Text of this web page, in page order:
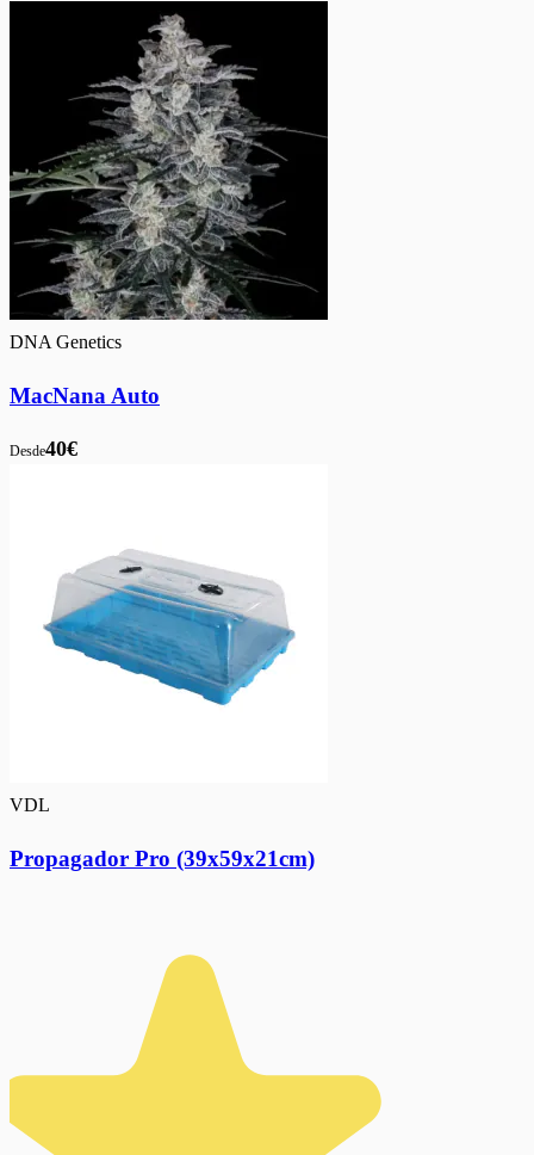
DNA Genetics
MacNana Auto
Desde40€
VDL
Propagador Pro (39x59x21cm)